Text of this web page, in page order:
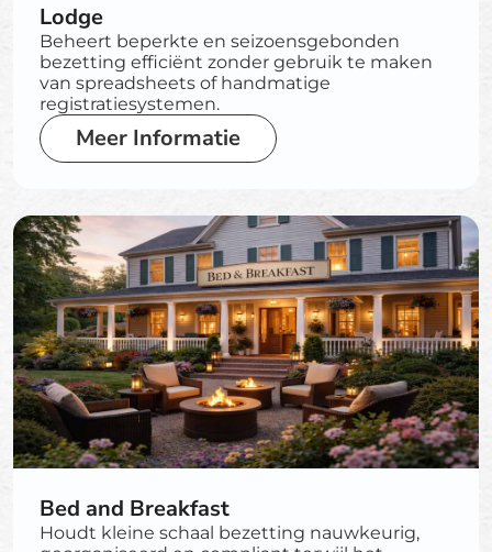
Lodge
Beheert beperkte en seizoensgebonden
bezetting efficiënt zonder gebruik te maken
van spreadsheets of handmatige
registratiesystemen.
Meer Informatie
Bed and Breakfast
Houdt kleine schaal bezetting nauwkeurig,